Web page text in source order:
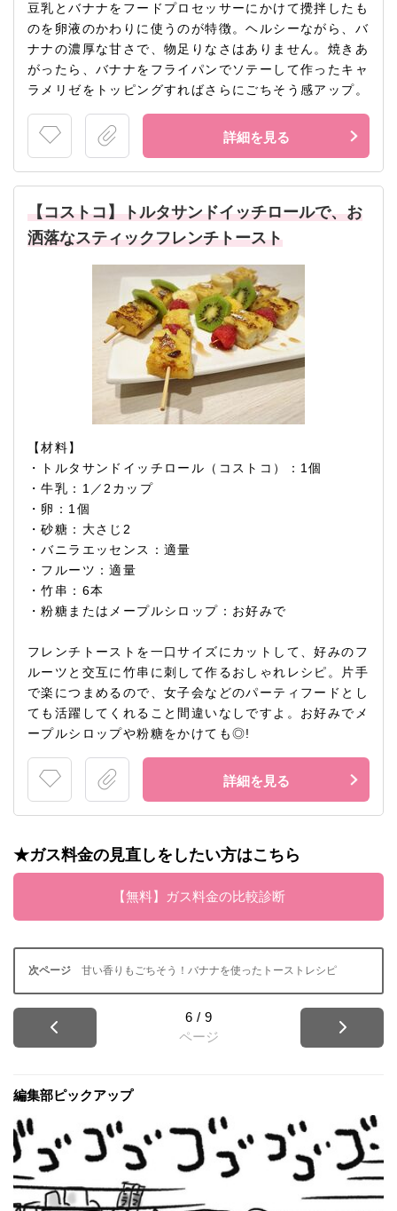
豆乳とバナナをフードプロセッサーにかけて攪拌したも
のを卵液のかわりに使うのが特徴。ヘルシーながら、バ
ナナの濃厚な甘さで、物足りなさはありません。焼きあ
がったら、バナナをフライパンでソテーして作ったキャ
ラメリゼをトッピングすればさらにごちそう感アップ。
詳細を見る
【コストコ】トルタサンドイッチロールで、お
洒落なスティックフレンチトースト
【材料】
・トルタサンドイッチロール（コストコ）：1個
・牛乳：1／2カップ
・卵：1個
・砂糖：大さじ2
・バニラエッセンス：適量
・フルーツ：適量
・竹串：6本
・粉糖またはメープルシロップ：お好みで
フレンチトーストを一口サイズにカットして、好みのフ
ルーツと交互に竹串に刺して作るおしゃれレシピ。片手
で楽につまめるので、女子会などのパーティフードとし
ても活躍してくれること間違いなしですよ。お好みでメ
ープルシロップや粉糖をかけても◎!
詳細を見る
★ガス料金の見直しをしたい方はこちら
【無料】ガス料金の比較診断
甘い香りもごちそう！バナナを使ったトーストレシピ
6 / 9
ページ
編集部ピックアップ